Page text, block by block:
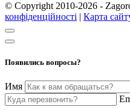
© Copyright 2010-2026 -
конфіденційності | Карта
Появились вопросы?
Имя